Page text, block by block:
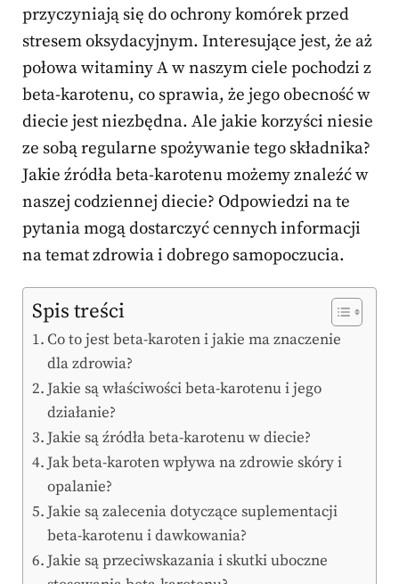
przyczyniają się do ochrony komórek przed
stresem oksydacyjnym. Interesujące jest, że aż
połowa witaminy A w naszym ciele pochodzi z
beta-karotenu, co sprawia, że jego obecność w
diecie jest niezbędna. Ale jakie korzyści niesie
ze sobą regularne spożywanie tego składnika?
Jakie źródła beta-karotenu możemy znaleźć w
naszej codziennej diecie? Odpowiedzi na te
pytania mogą dostarczyć cennych informacji
na temat zdrowia i dobrego samopoczucia.
Spis treści
Co to jest beta-karoten i jakie ma znaczenie
dla zdrowia?
Jakie są właściwości beta-karotenu i jego
działanie?
Jakie są źródła beta-karotenu w diecie?
Jak beta-karoten wpływa na zdrowie skóry i
opalanie?
Jakie są zalecenia dotyczące suplementacji
beta-karotenu i dawkowania?
Jakie są przeciwskazania i skutki uboczne